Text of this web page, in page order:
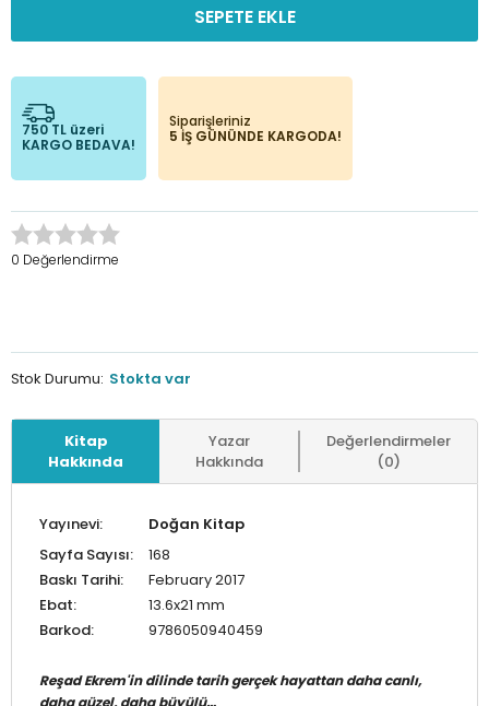
SEPETE EKLE
750 TL üzeri
KARGO BEDAVA!
Siparişleriniz
5 İŞ GÜNÜNDE KARGODA!
0 Değerlendirme
Stok Durumu: Stokta var
Kitap
Hakkında
Yazar
Hakkında
Değerlendirmeler
(0)
Yayınevi:
Doğan Kitap
Sayfa Sayısı:
168
Baskı Tarihi:
February 2017
Ebat:
13.6x21 mm
Barkod:
9786050940459
Reşad Ekrem'in dilinde tarih gerçek hayattan daha canlı,